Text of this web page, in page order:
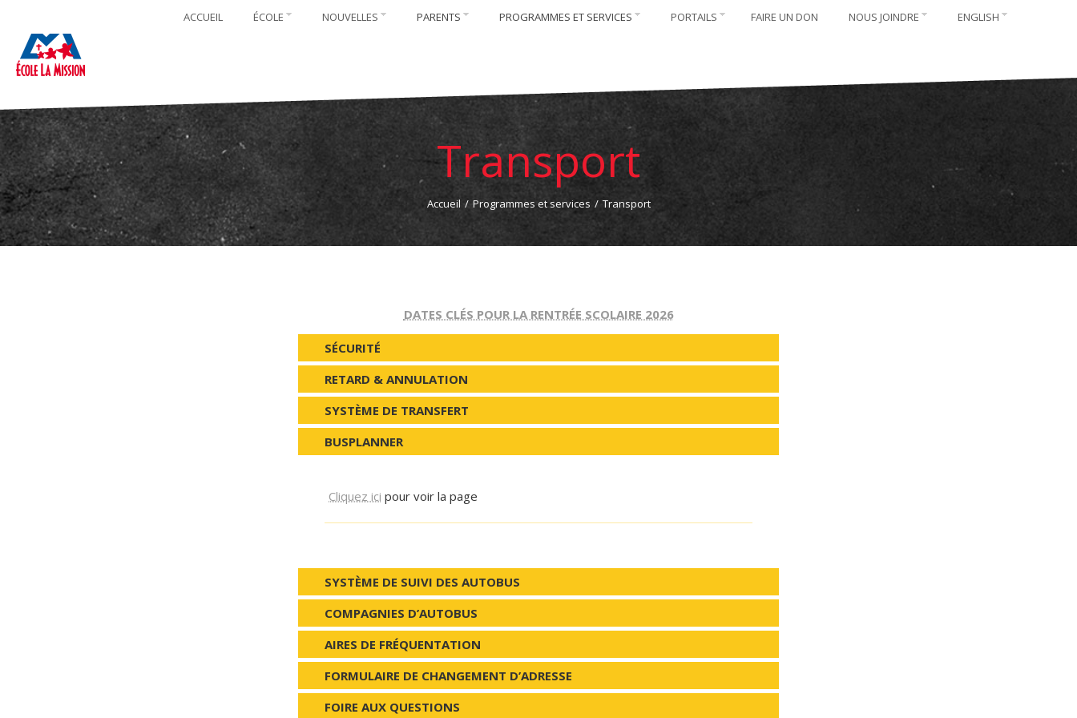
ACCUEIL ÉCOLE NOUVELLES PARENTS PROGRAMMES ET SERVICES PORTAILS FAIRE UN DON NOUS JOINDRE ENGLISH
Transport
Accueil / Programmes et services / Transport
DATES CLÉS POUR LA RENTRÉE SCOLAIRE 2026
SÉCURITÉ
RETARD & ANNULATION
SYSTÈME DE TRANSFERT
BUSPLANNER
Cliquez ici pour voir la page
SYSTÈME DE SUIVI DES AUTOBUS
COMPAGNIES D’AUTOBUS
AIRES DE FRÉQUENTATION
FORMULAIRE DE CHANGEMENT D’ADRESSE
FOIRE AUX QUESTIONS